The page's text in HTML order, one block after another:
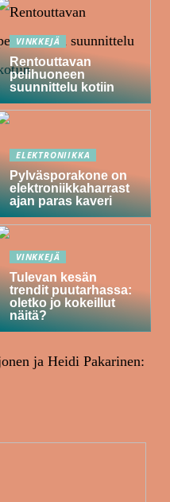
VINKKEJÄ
Rentouttavan
pelihuoneen
suunnittelu kotiin
ELEKTRONIIKKA
Pylväsporakone on
elektroniikkaharrast
ajan paras kaveri
VINKKEJÄ
Tulevan kesän
trendit puutarhassa:
oletko jo kokeillut
näitä?
ja Heidi Pakarinen: